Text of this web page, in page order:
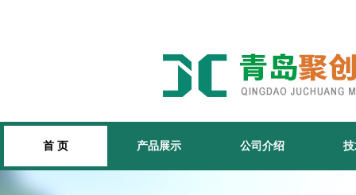
首 页 产品展示 公司介绍